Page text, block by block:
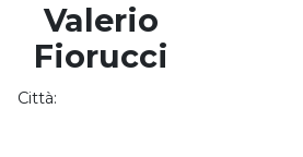
Valerio
Fiorucci
Città: